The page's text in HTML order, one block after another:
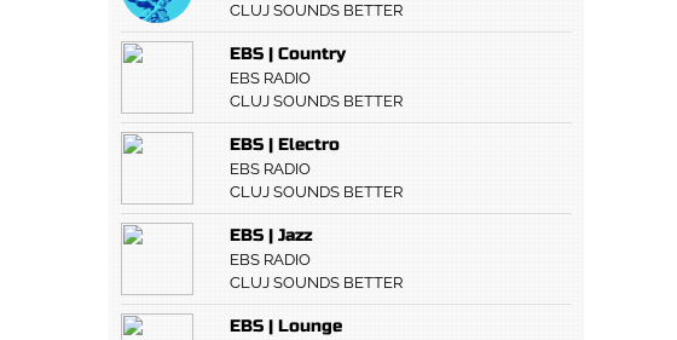
CLUJ SOUNDS BETTER
EBS | Country
EBS RADIO
CLUJ SOUNDS BETTER
EBS | Electro
EBS RADIO
CLUJ SOUNDS BETTER
EBS | Jazz
EBS RADIO
CLUJ SOUNDS BETTER
EBS | Lounge